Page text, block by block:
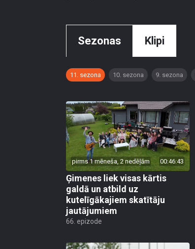
Sezonas Klipi
11. sezona 10. sezona 9. sezona
pirms 1 mēneša, 2 nedēļām 00:46:43
Ģimenes liek visas kārtis
galdā un atbild uz
kutelīgākajiem skatītāju
jautājumiem
66. epizode